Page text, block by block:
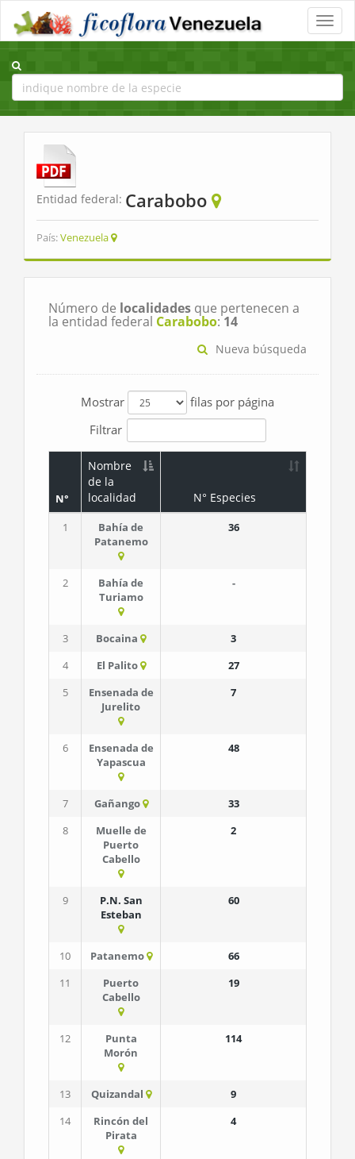
Toggle
Entidad federal: Carabobo
País:Venezuela
Número de localidades que pertenecen a
la entidad federal Carabobo:14
Nueva búsqueda
Mostrar
filas por página
Filtrar
N°
Nombre
de la
localidad
N° Especies
1
Bahía de
Patanemo
36
2
Bahía de
Turiamo
-
3 Bocaina
3
4
El Palito
27
5
Ensenada de
Jurelito
7
6
Ensenada de
Yapascua
48
7 Gañango
33
8
Muelle de
Puerto
Cabello
2
9
P.N. San
Esteban
60
10 Patanemo
66
11
Puerto
Cabello
19
12
Punta
Morón
114
13 Quizandal
9
14
Rincón del
Pirata
4